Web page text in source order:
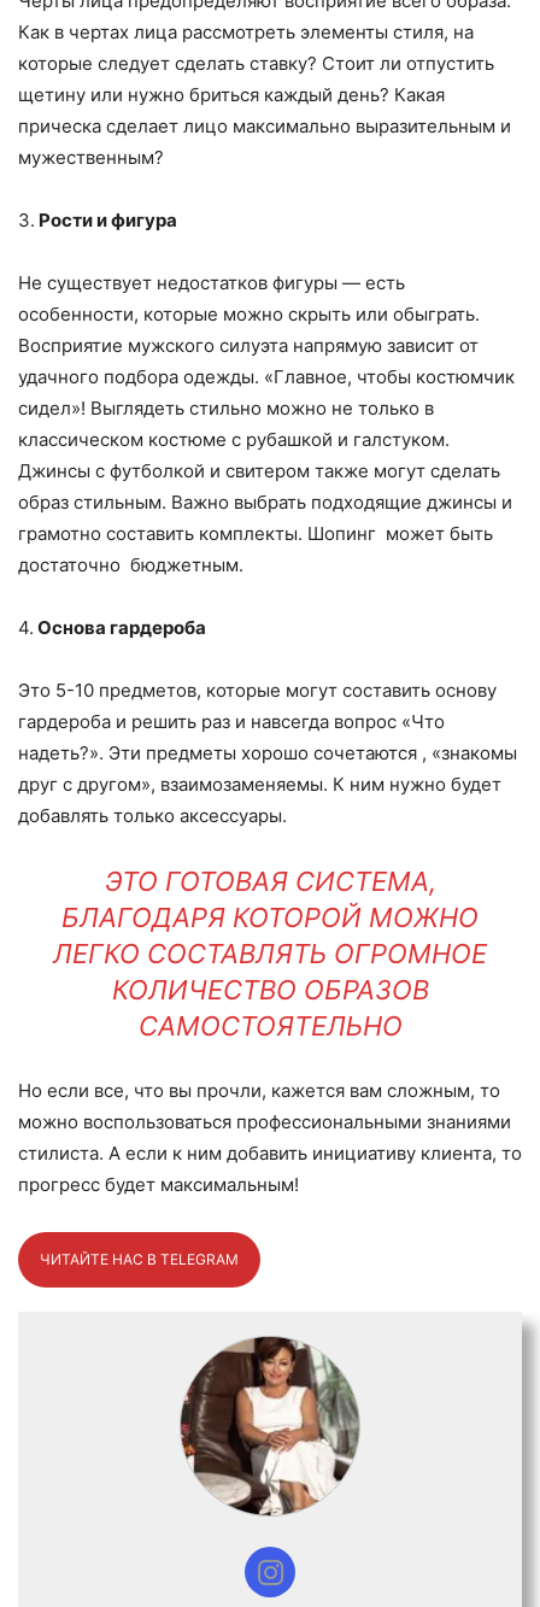
Как в чертах лица рассмотреть элементы стиля, на
которые следует сделать ставку? Стоит ли отпустить
щетину или нужно бриться каждый день? Какая
прическа сделает лицо максимально выразительным и
мужественным?
3. Рости и фигура
Не существует недостатков фигуры — есть
особенности, которые можно скрыть или обыграть.
Восприятие мужского силуэта напрямую зависит от
удачного подбора одежды. «Главное, чтобы костюмчик
сидел»! Выглядеть стильно можно не только в
классическом костюме с рубашкой и галстуком.
Джинсы с футболкой и свитером также могут сделать
образ стильным. Важно выбрать подходящие джинсы и
грамотно составить комплекты. Шопинг может быть
достаточно бюджетным.
4. Основа гардероба
Это 5-10 предметов, которые могут составить основу
гардероба и решить раз и навсегда вопрос «Что
надеть?». Эти предметы хорошо сочетаются , «знакомы
друг с другом», взаимозаменяемы. К ним нужно будет
добавлять только аксессуары.
ЭТО ГОТОВАЯ СИСТЕМА,
БЛАГОДАРЯ КОТОРОЙ МОЖНО
ЛЕГКО СОСТАВЛЯТЬ ОГРОМНОЕ
КОЛИЧЕСТВО ОБРАЗОВ
САМОСТОЯТЕЛЬНО
Но если все, что вы прочли, кажется вам сложным, то
можно воспользоваться профессиональными знаниями
стилиста. А если к ним добавить инициативу клиента, то
прогресс будет максимальным!
ЧИТАЙТЕ НАС В TELEGRAM